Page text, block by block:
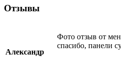
Отзывы
Александр
Фото отзыв от
спасибо, панели